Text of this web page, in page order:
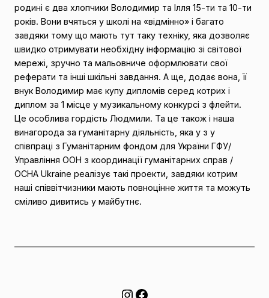
родині є два хлопчики Володимир та Ілля 15-ти та 10-ти
років. Вони вчяться у школі на «відмінно» і багато
завдяки тому що мають тут таку техніку, яка дозволяє
швидко отримувати необхідну інформацію зі світової
мережі, зручно та мальовниче оформлювати свої
реферати та інші шкільні завдання. А ще, додає вона, її
внук Володимир має купу дипломів серед котрих і
диплом за 1 місце у музикальному конкурсі з флейти.
Це особлива гордість Людмили. Та це також і наша
винагорода за гуманітарну діяльність, яка у з у
співпраці з Гуманітарним фондом для України ГФУ/
Управління ООН з координації гуманітарних справ /
OCHA Ukraine реалізує такі проекти, завдяки котрим
наші співвітчизники мають повноцінне життя та можуть
сміливо дивитись у майбутнє.